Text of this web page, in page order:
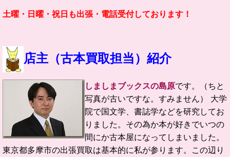
土曜・日曜・祝日も出張・電話受付しております！
店主（古本買取担当）紹介
しましまブックスの島原です。（ちと
写真が古いですな。すみません） 大学
院で国文学、書誌学などを研究してお
りました。 その為か本が好きでいつの
間にか古本屋になってしまいました。
東京都多摩市の出張買取は基本的に私が参ります。この辺り